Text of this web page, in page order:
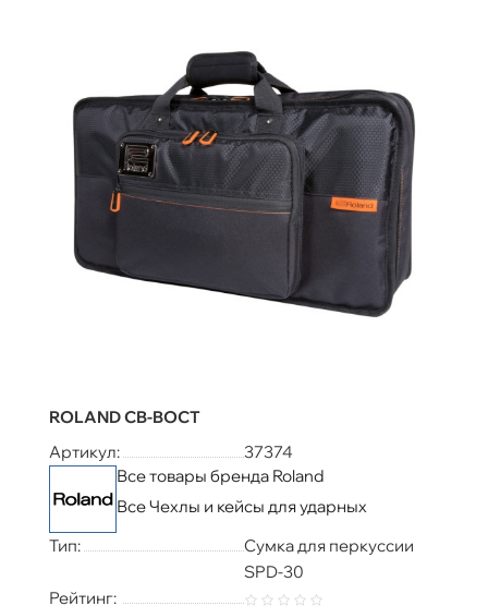
ROLAND CB-BOCT
Артикул:
37374
Все товары бренда Roland
Все Чехлы и кейсы для ударных
Тип:
Сумка для перкуссии
SPD-30
Рейтинг: